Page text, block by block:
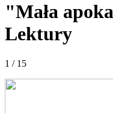
"Mała
Lektury
1 / 15